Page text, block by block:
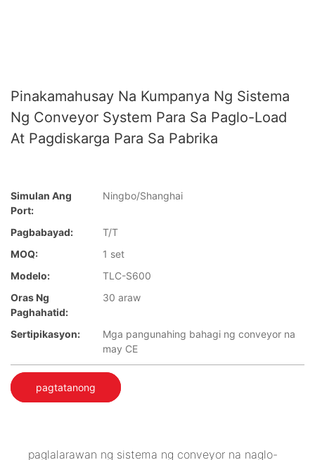
Pinakamahusay Na Kumpanya Ng Sistema
Ng Conveyor System Para Sa Paglo-Load
At Pagdiskarga Para Sa Pabrika
Simulan Ang
Port:
Ningbo/Shanghai
Pagbabayad:
T/T
MOQ:
1 set
Modelo:
TLC-S600
Oras Ng
Paghahatid:
30 araw
Sertipikasyon:
Mga pangunahing bahagi ng conveyor na
may CE
pagtatanong
paglalarawan ng sistema ng conveyor na naglo-